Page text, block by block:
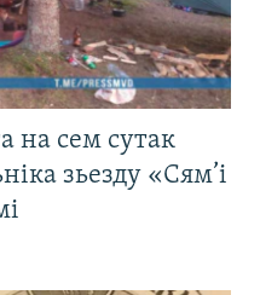
на сем сутак
зьезду «Сям’і